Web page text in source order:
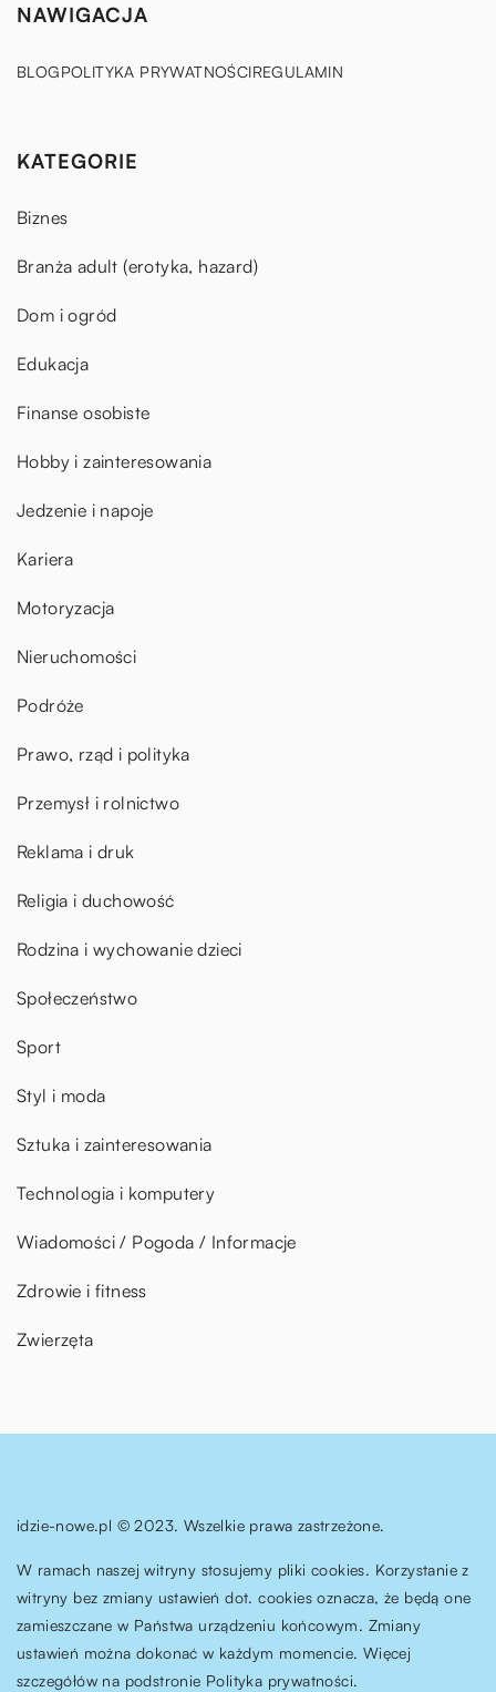
NAWIGACJA
BLOGPOLITYKA PRYWATNOŚCIREGULAMIN
KATEGORIE
Biznes
Branża adult (erotyka, hazard)
Dom i ogród
Edukacja
Finanse osobiste
Hobby i zainteresowania
Jedzenie i napoje
Kariera
Motoryzacja
Nieruchomości
Podróże
Prawo, rząd i polityka
Przemysł i rolnictwo
Reklama i druk
Religia i duchowość
Rodzina i wychowanie dzieci
Społeczeństwo
Sport
Styl i moda
Sztuka i zainteresowania
Technologia i komputery
Wiadomości / Pogoda / Informacje
Zdrowie i fitness
Zwierzęta
idzie-nowe.pl © 2023. Wszelkie prawa zastrzeżone.
W ramach naszej witryny stosujemy pliki cookies. Korzystanie z
witryny bez zmiany ustawień dot. cookies oznacza, że będą one
zamieszczane w Państwa urządzeniu końcowym. Zmiany
ustawień można dokonać w każdym momencie. Więcej
szczegółów na podstronie Polityka prywatności.